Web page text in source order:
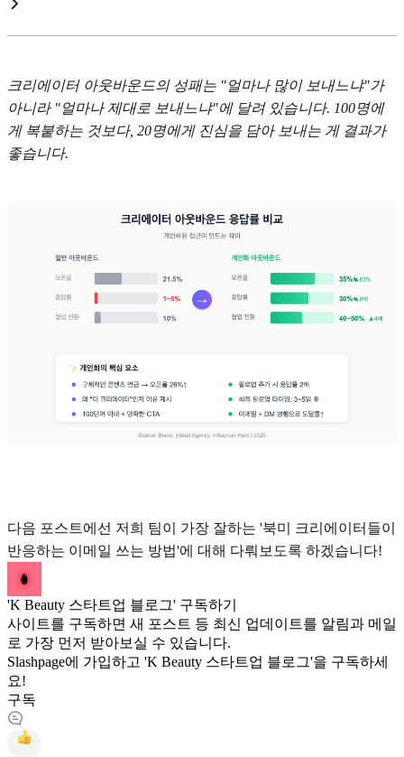
크리에이터 아웃바운드의 성패는 "얼마나 많이 보내느냐"가
아니라 "얼마나 제대로 보내느냐"에 달려 있습니다. 100명에
게 복붙하는 것보다, 20명에게 진심을 담아 보내는 게 결과가
좋습니다.
다음 포스트에선 저희 팀이 가장 잘하는 '북미 크리에이터들이
반응하는 이메일 쓰는 방법'에 대해 다뤄보도록 하겠습니다!
'K Beauty 스타트업 블로그' 구독하기
사이트를 구독하면 새 포스트 등 최신 업데이트를 알림과 메일
로 가장 먼저 받아보실 수 있습니다.
Slashpage에 가입하고 'K Beauty 스타트업 블로그'을 구독하세
요!
구독